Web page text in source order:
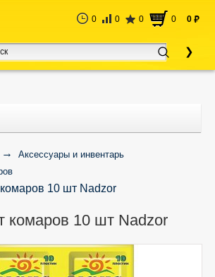
0 0 0 0 0 руб
Аксессуары и инвентарь
10 шт Nadzor
комаров 10 шт Nadzor